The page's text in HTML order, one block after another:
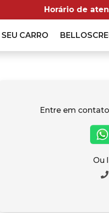
Horário de
SEU CARRO
Entre em
Ou